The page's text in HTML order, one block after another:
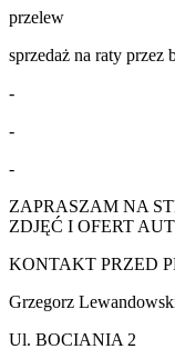
przelew
sprzedaż na raty przez
-
-
-
ZAPRASZAM NA
ZDJĘĆ I OFERT AUT
KONTAKT PRZED
Grzegorz
Ul. BOCIANIA 2